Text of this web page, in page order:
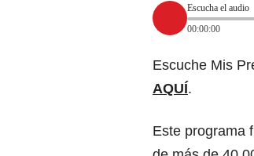
Escucha el audio
00:00:00
Escuche Mis
AQUÍ.
Este programa